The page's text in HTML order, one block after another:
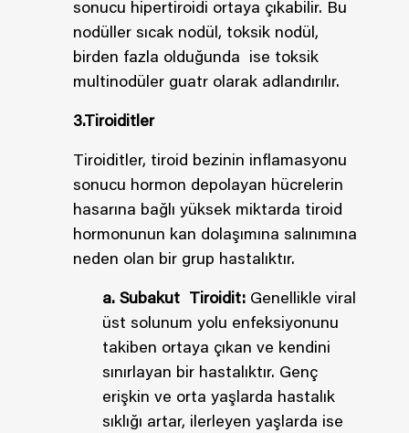
sonucu hipertiroidi ortaya çıkabilir. Bu
nodüller sıcak nodül, toksik nodül,
birden fazla olduğunda ise toksik
multinodüler guatr olarak adlandırılır.
3.Tiroiditler
Tiroiditler, tiroid bezinin inflamasyonu
sonucu hormon depolayan hücrelerin
hasarına bağlı yüksek miktarda tiroid
hormonunun kan dolaşımına salınımına
neden olan bir grup hastalıktır.
a. Subakut Tiroidit: Genellikle viral
üst solunum yolu enfeksiyonunu
takiben ortaya çıkan ve kendini
sınırlayan bir hastalıktır. Genç
erişkin ve orta yaşlarda hastalık
sıklığı artar, ilerleyen yaşlarda ise